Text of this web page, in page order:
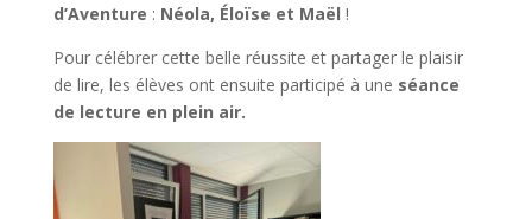
d’Aventure : Néola, Éloïse et Maël !
Pour célébrer cette belle réussite et partager le plaisir
de lire, les élèves ont ensuite participé à une séance
de lecture en plein air.